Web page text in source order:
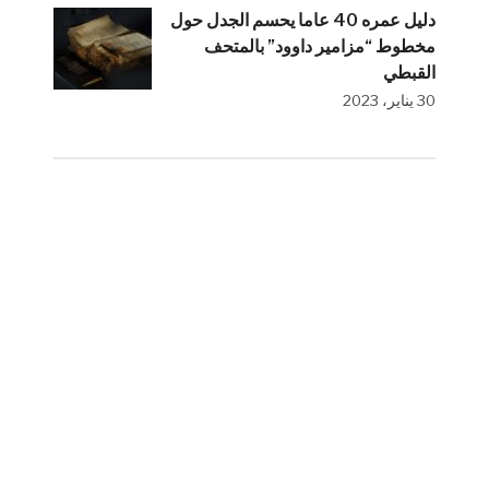
دليل عمره 40 عاما يحسم الجدل حول
مخطوط “مزامير داوود” بالمتحف
القبطي
30 يناير، 2023